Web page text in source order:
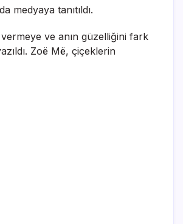
medyaya tanıtıldı.
ve anın güzelliğini fark
Zoë Më, çiçeklerin